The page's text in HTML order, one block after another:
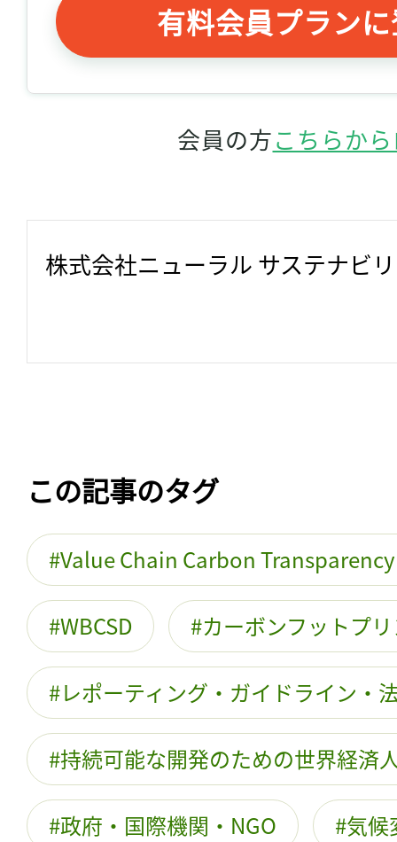
有料会員プラン
会員の方こちらか
株式会社ニューラル サステナビ
この記事のタグ
Value Chain Carbon
WBCSD カーボンフットプ
レポーティング・ガイドライン・
持続可能な開発のための世界経済
政府・国際機関・NGO 気候